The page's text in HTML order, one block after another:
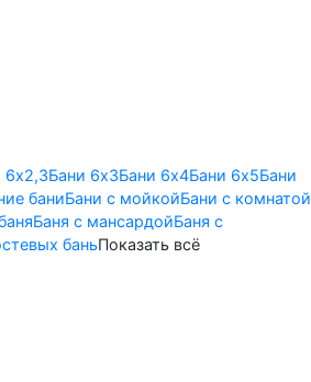
6х2,3Бани 6х3Бани 6х4Бани 6х5Бани
баниБани с мойкойБани с комнатой
Баня с мансардойБаня с
баньПоказать всё